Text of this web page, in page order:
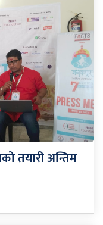
तयारी अन्तिम